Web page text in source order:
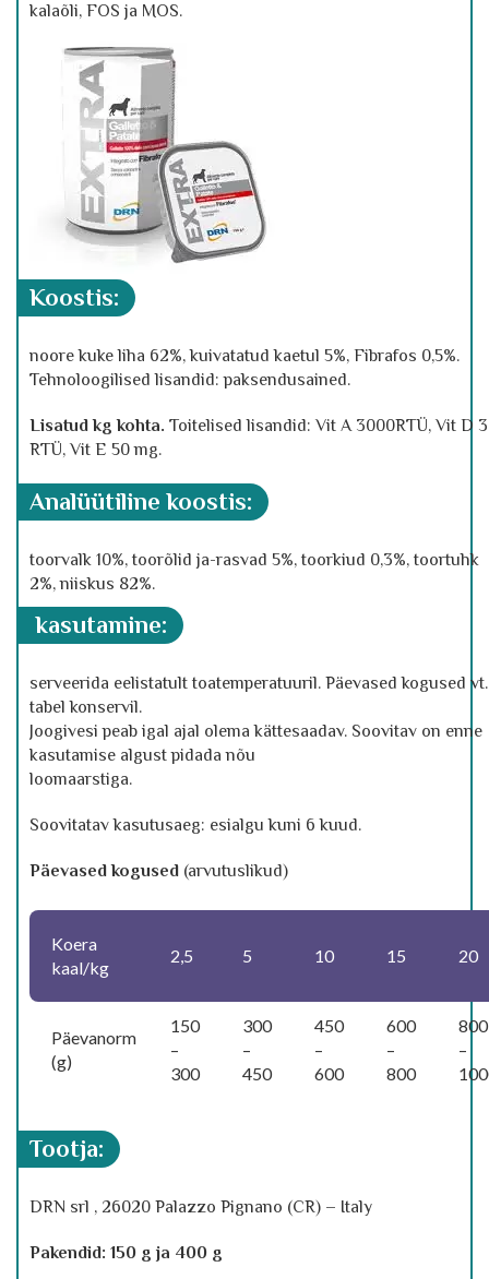
kalaõli, FOS ja MOS.
koostis:
noore kuke liha 62%, kuivatatud kaetul 5%, Fibrafos 0,5%.
Tehnoloogilised lisandid: paksendusained.
Lisatud kg kohta. Toitelised lisandid: Vit A 3000RTÜ, Vit D
RTÜ, Vit E 50 mg.
analüütiline koostis:
toorvalk 10%, toorõlid ja-rasvad 5%, toorkiud 0,3%, toortuhk
2%, niiskus 82%.
kasutamine:
serveerida eelistatult toatemperatuuril. Päevased kogused vt.
tabel konservil.
Joogivesi peab igal ajal olema kättesaadav. Soovitav on enne
kasutamise algust pidada nõu
loomaarstiga.
Soovitatav kasutusaeg: esialgu kuni 6 kuud.
Päevased kogused (arvutuslikud)
Koera
kaal/kg
2,5 5 10 15 20
Päevanorm
(g)
150
–
300
300
–
450
450
–
600
600
–
800
800
–
tootja:
DRN srl , 26020 Palazzo Pignano (CR) – Italy
Pakendid: 150 g ja 400 g